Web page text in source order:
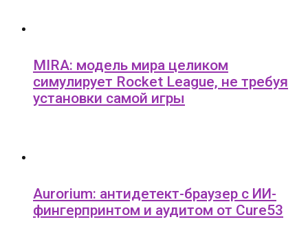
MIRA: модель мира целиком
симулирует Rocket League, не требуя
установки самой игры
Aurorium: антидетект-браузер с ИИ-
фингерпринтом и аудитом от Cure53